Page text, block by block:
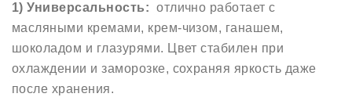
1) Универсальность: отлично работает с
масляными кремами, крем-чизом, ганашем,
шоколадом и глазурями. Цвет стабилен при
охлаждении и заморозке, сохраняя яркость даже
после хранения.